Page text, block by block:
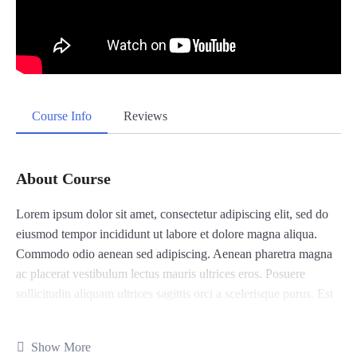
Course Info Reviews
About Course
Lorem ipsum dolor sit amet, consectetur adipiscing elit, sed do
eiusmod tempor incididunt ut labore et dolore magna aliqua.
Commodo odio aenean sed adipiscing. Aenean pharetra magna
ac placerat vestibulum lectus mauris ultrices eros. Posuere
sollicitudin aliquam ultrices sagittis orci a scelerisque purus. Est
Nibh praesent tristique magna sit amet. Aenean et tortor at risus
Show More